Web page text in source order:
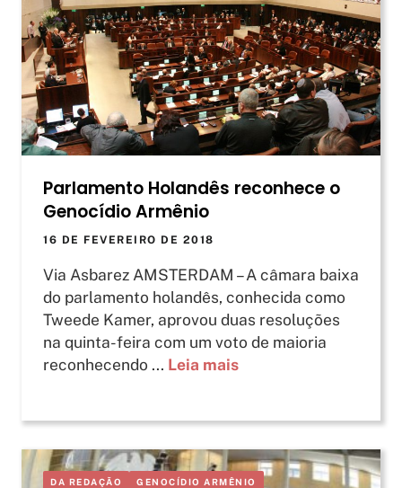
Parlamento Holandês reconhece o
Genocídio Armênio
16 DE FEVEREIRO DE 2018
Via Asbarez AMSTERDAM – A câmara baixa
do parlamento holandês, conhecida como
Tweede Kamer, aprovou duas resoluções
na quinta-feira com um voto de maioria
reconhecendo ... Leia mais
DA REDAÇÃO GENOCÍDIO ARMÊNIO